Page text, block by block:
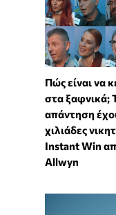
Πώς είναι να
στα ξαφνικά;
απάντηση
χιλιάδες
Instant Win
Allwyn